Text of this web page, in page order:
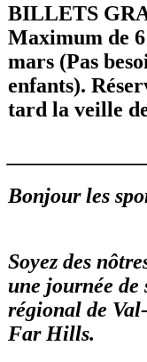
BILLETS
Maximum de 6
mars (Pas
enfants).
tard la veille
Bonjour les
Soyez des
une journée
régional de
Far Hills.